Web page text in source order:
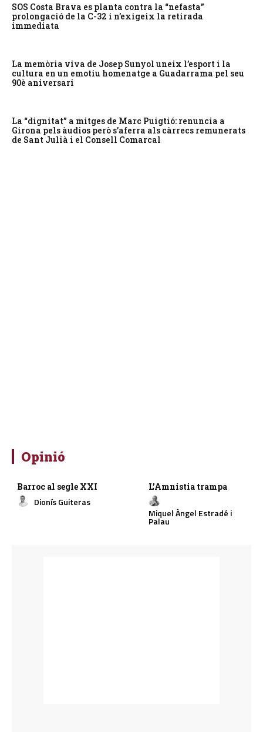
SOS Costa Brava es planta contra la “nefasta”
prolongació de la C-32 i n’exigeix la retirada
immediata
La memòria viva de Josep Sunyol uneix l’esport i la
cultura en un emotiu homenatge a Guadarrama pel seu
90è aniversari
La “dignitat” a mitges de Marc Puigtió: renuncia a
Girona pels àudios però s’aferra als càrrecs remunerats
de Sant Julià i el Consell Comarcal
Opinió
Barroc al segle XXI
Dionís Guiteras
L’Amnistia trampa
Miquel Àngel Estradé i
Palau